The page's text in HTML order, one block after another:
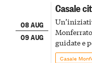
08 AUG
09 AUG
Casale
guidate e
Casale